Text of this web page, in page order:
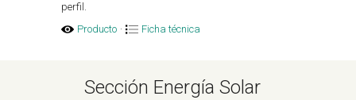
perfil.
Producto · Ficha técnica
Sección Energía Solar